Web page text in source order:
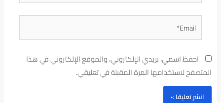
احفظ اسمي، بريدي الإلكتروني، والموقع الإلكتروني في هذا
المتصفح لاستخدامها المرة المقبلة في تعليقي.